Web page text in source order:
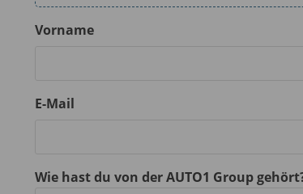
Vorname
E-Mail
Wie hast du von der AUTO1 Group